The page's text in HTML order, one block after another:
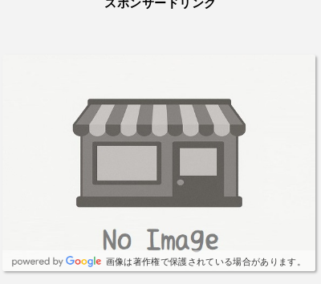
スポンサードリンク
画像は著作権で保護されている場合があります。